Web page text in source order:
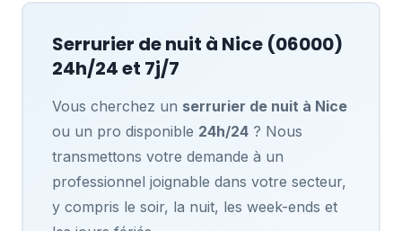
Serrurier de nuit à Nice(06000)
24h/24 et 7j/7
Vous cherchez un serrurier de nuit à Nice
ou un pro disponible 24h/24? Nous
transmettons votre demande à un
professionnel joignable dans votre secteur,
y compris le soir, la nuit, les week-ends et